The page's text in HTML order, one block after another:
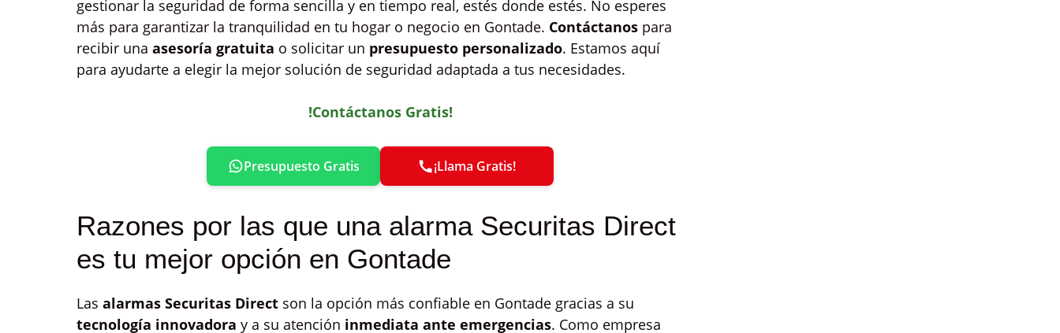
gestionar la seguridad de forma sencilla y en tiempo real, estés donde estés. No esperes
más para garantizar la tranquilidad en tu hogar o negocio en Gontade. Contáctanos para
recibir una asesoría gratuita o solicitar un presupuesto personalizado. Estamos aquí
para ayudarte a elegir la mejor solución de seguridad adaptada a tus necesidades.
!Contáctanos Gratis!
Presupuesto Gratis ¡Llama Gratis!
Razones por las que una alarma Securitas Direct
es tu mejor opción en Gontade
Las alarmas Securitas Direct son la opción más confiable en Gontade gracias a su
tecnología innovadora y a su atención inmediata ante emergencias. Como empresa